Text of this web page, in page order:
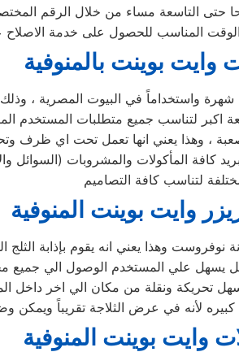
الوقت المناسب للحصول على خدمة الاصلاح
وايت بوينت بالمنوفية
، وهذا يعني انها تعمل تحت اي ظرف
كافة المأكولات والمشروبات (السوائل
وايت بوينت المنوفية
يسهل علي المستخدم الوصول الي جميع
تحريكة ونقلة من مكان الي اخر
وايت بوينت المنوفية